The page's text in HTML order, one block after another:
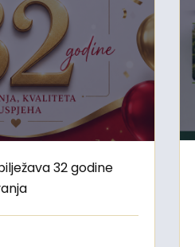
32 godine